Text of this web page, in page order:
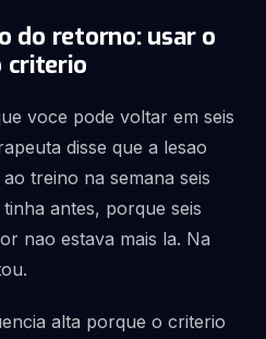
do retorno: usar o
criterio
voce pode voltar em seis
disse que a lesao
treino na semana seis
antes, porque seis
nao estava mais la. Na
alta porque o criterio